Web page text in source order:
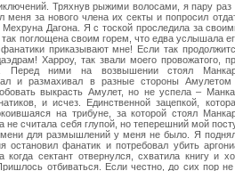
Тряхнув рыжими волосами, я пару раз
за нового члена их секты и попросил
Дагона. Я с тоской проследила за
поглощена своим горем, что едва услышала
приказывают мне! Если так
Харроу, так звали моего провожатого,
Перед ними на возвышении стоял
и размахивал в разные стороны
выкрасть Амулет, но не успела –
и исчез. Единственной зацепкой,
на трибуне, за которой стоял
считала себя глупой, но теперешний мой
для размышлений у меня не было. Я
остановил фанатик и потребовал убить
сектант отвернулся, схватила книгу и
отбиваться. Если честно, до сих пор не